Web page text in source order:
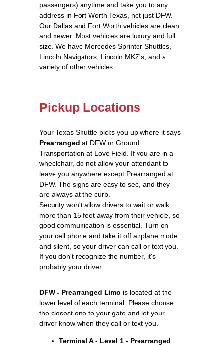
passengers) anytime and take you to any
address in Fort Worth Texas, not just DFW.
Our Dallas and Fort Worth vehicles are clean
and newer. Most vehicles are luxury and full
size. We have Mercedes Sprinter Shuttles,
Lincoln Navigators, Lincoln MKZ's, and a
variety of other vehicles.
Pickup Locations
Your Texas Shuttle picks you up where it says
Prearranged at DFW or Ground
Transportation at Love Field. If you are in a
wheelchair, do not allow your attendant to
leave you anywhere except Prearranged at
DFW. The signs are easy to see, and they
are always at the curb.
Security won't allow drivers to wait or walk
more than 15 feet away from their vehicle, so
good communication is essential. Turn on
your cell phone and take it off airplane mode
and silent, so your driver can call or text you.
If you don't recognize the number, it's
probably your driver.
DFW - Prearranged Limo is located at the
lower level of each terminal. Please choose
the closest one to your gate and let your
driver know when they call or text you.
Terminal A - Level 1 - Prearranged